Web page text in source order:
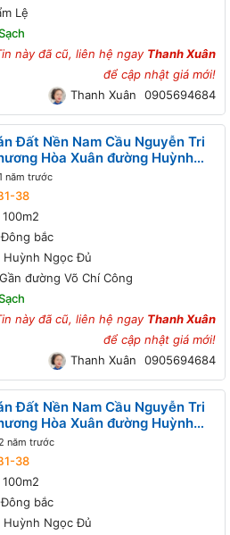
Lệ
này đã cũ, liên hệ ngay Thanh Xuân
để cập nhật giá mới!
Thanh Xuân
0905694684
Đất Nền Nam Cầu Nguyễn Tri
Hòa Xuân đường Huỳnh
Đủ B1-38 lô 8x - Gần đường
Chí Công
năm trước
38
Đông bắc
Huỳnh Ngọc Đủ
Gần đường Võ Chí Công
này đã cũ, liên hệ ngay Thanh Xuân
để cập nhật giá mới!
Thanh Xuân
0905694684
Đất Nền Nam Cầu Nguyễn Tri
Hòa Xuân đường Huỳnh
Đủ B1-38 lô 6x - Gần đường
Chí Công
năm trước
38
Đông bắc
Huỳnh Ngọc Đủ